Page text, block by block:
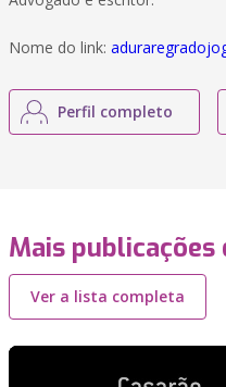
Nome do link:
Perfil completo
Mais publicações
Ver a lista completa